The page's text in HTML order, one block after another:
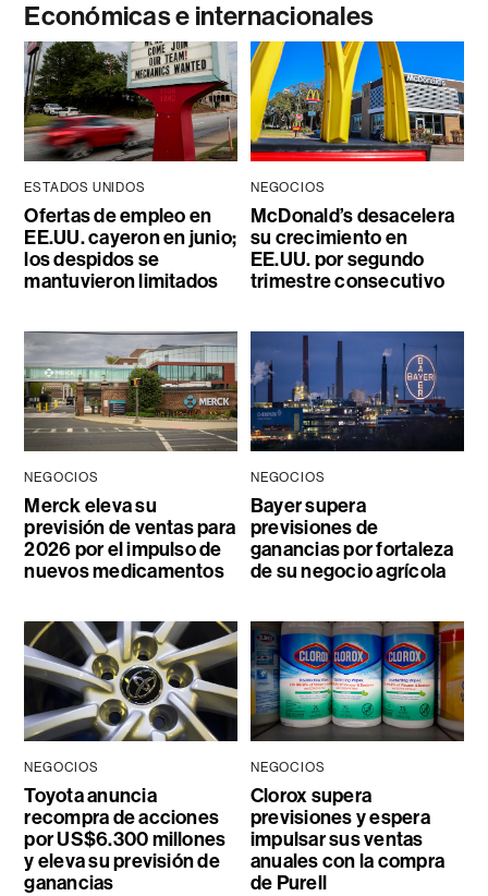
Económicas e internacionales
ESTADOS UNIDOS
Ofertas de empleo en
EE.UU. cayeron en junio;
los despidos se
mantuvieron limitados
NEGOCIOS
McDonald’s desacelera
su crecimiento en
EE.UU. por segundo
trimestre consecutivo
NEGOCIOS
Merck eleva su
previsión de ventas para
2026 por el impulso de
nuevos medicamentos
NEGOCIOS
Bayer supera
previsiones de
ganancias por fortaleza
de su negocio agrícola
NEGOCIOS
Toyota anuncia
recompra de acciones
por US$6.300 millones
y eleva su previsión de
ganancias
NEGOCIOS
Clorox supera
previsiones y espera
impulsar sus ventas
anuales con la compra
de Purell